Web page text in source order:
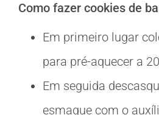
Como fazer cookies de
Em primeiro lugar
para pré-aquecer a
Em seguida
esmague com o